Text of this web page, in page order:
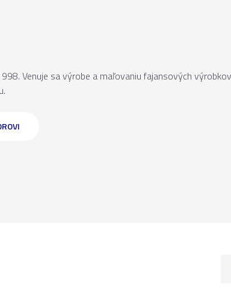
Venuje sa výrobe a maľovaniu fajansových